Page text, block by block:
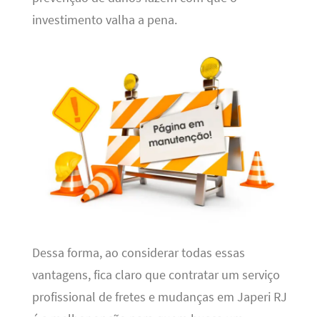
investimento valha a pena.
Dessa forma, ao considerar todas essas
vantagens, fica claro que contratar um serviço
profissional de fretes e mudanças em Japeri RJ